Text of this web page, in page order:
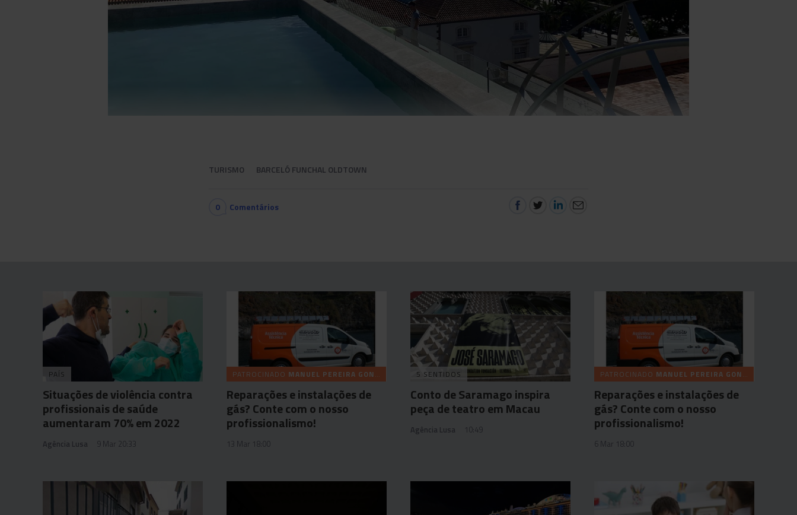
TURISMO BARCELÓ FUNCHAL OLDTOWN
0 Comentários
PAÍS
Situações de violência contra
profissionais de saúde
aumentaram 70% em 2022
Agência Lusa 9 Mar 20:33
PATROCINADO MANUEL PEREIRA GONÇALVES (SERRÃO) & FILHOS
Reparações e instalações de
gás? Conte com o nosso
profissionalismo!
13 Mar 18:00
5 SENTIDOS
Conto de Saramago inspira
peça de teatro em Macau
Agência Lusa 10:49
PATROCINADO MANUEL PEREIRA GONÇALVES (SERRÃO) & FILHOS
Reparações e instalações de
gás? Conte com o nosso
profissionalismo!
6 Mar 18:00